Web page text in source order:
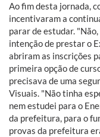
Ao fim desta jornada,
incentivaram a
parar de estudar.
intenção de prestar o
abriram as inscrições
primeira opção de
precisava de uma
Visuais. "Não tinha
nem estudei para o
da prefeitura, para o
provas da prefeitura